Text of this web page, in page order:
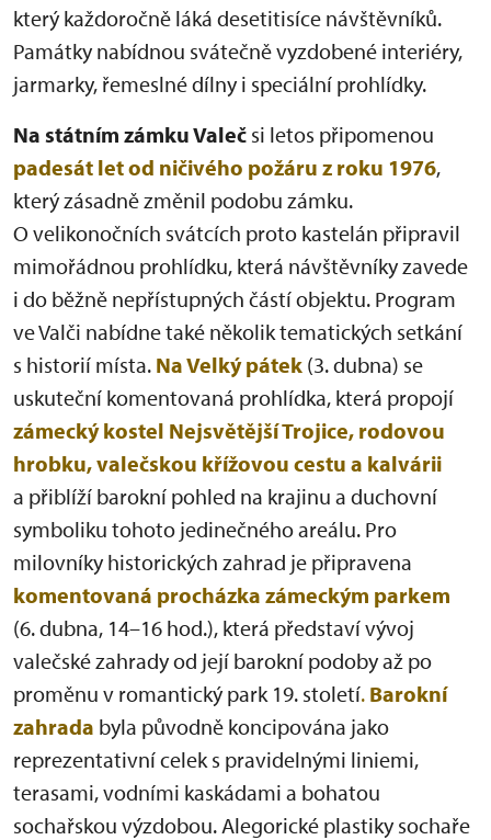
který každoročně láká desetitisíce návštěvníků.
Památky nabídnou svátečně vyzdobené interiéry,
jarmarky, řemeslné dílny i speciální prohlídky.
Na státním zámku Valeč si letos připomenou
padesát let od ničivého požáru z roku 1976,
který zásadně změnil podobu zámku.
O velikonočních svátcích proto kastelán připravil
mimořádnou prohlídku, která návštěvníky zavede
i do běžně nepřístupných částí objektu. Program
ve Valči nabídne také několik tematických setkání
s historií místa. Na Velký pátek (3. dubna) se
uskuteční komentovaná prohlídka, která propojí
zámecký kostel Nejsvětější Trojice, rodovou
hrobku, valečskou křížovou cestu a kalvárii
a přiblíží barokní pohled na krajinu a duchovní
symboliku tohoto jedinečného areálu. Pro
milovníky historických zahrad je připravena
komentovaná procházka zámeckým parkem
(6. dubna, 14–16 hod.), která představí vývoj
valečské zahrady od její barokní podoby až po
proměnu v romantický park 19. století. Barokní
zahrada byla původně koncipována jako
reprezentativní celek s pravidelnými liniemi,
terasami, vodními kaskádami a bohatou
sochařskou výzdobou. Alegorické plastiky sochaře